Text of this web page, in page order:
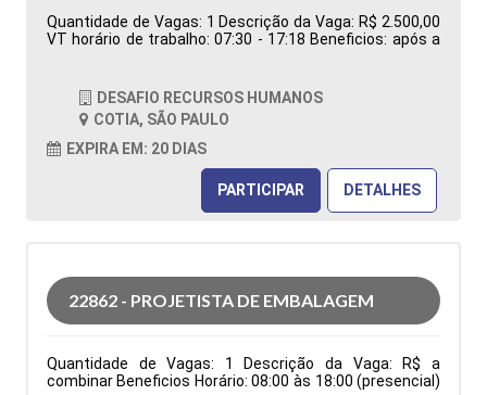
Quantidade de Vagas: 1 Descrição da Vaga: R$ 2.500,00
VT horário de trabalho: 07:30 - 17:18 Beneficios: após a
Logística Período: Formação Acadêmica:
Características Comportamentais:
DESAFIO RECURSOS HUMANOS
COTIA, SÃO PAULO
EXPIRA EM: 20 DIAS
PARTICIPAR DETALHES
22862 - PROJETISTA DE EMBALAGEM
Quantidade de Vagas: 1 Descrição da Vaga: R$ a
combinar Beneficios Horário: 08:00 às 18:00 (presencial)